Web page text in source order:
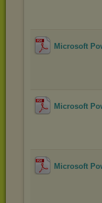
Microsoft
Microsoft
Microsoft